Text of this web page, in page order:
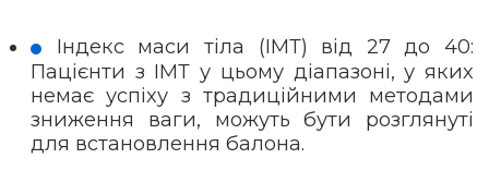
Індекс маси тіла (ІМТ) від 27 до 40:
Пацієнти з ІМТ у цьому діапазоні, у яких
немає успіху з традиційними методами
зниження ваги, можуть бути розглянуті
для встановлення балона.